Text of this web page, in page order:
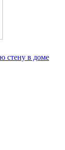
стену в доме